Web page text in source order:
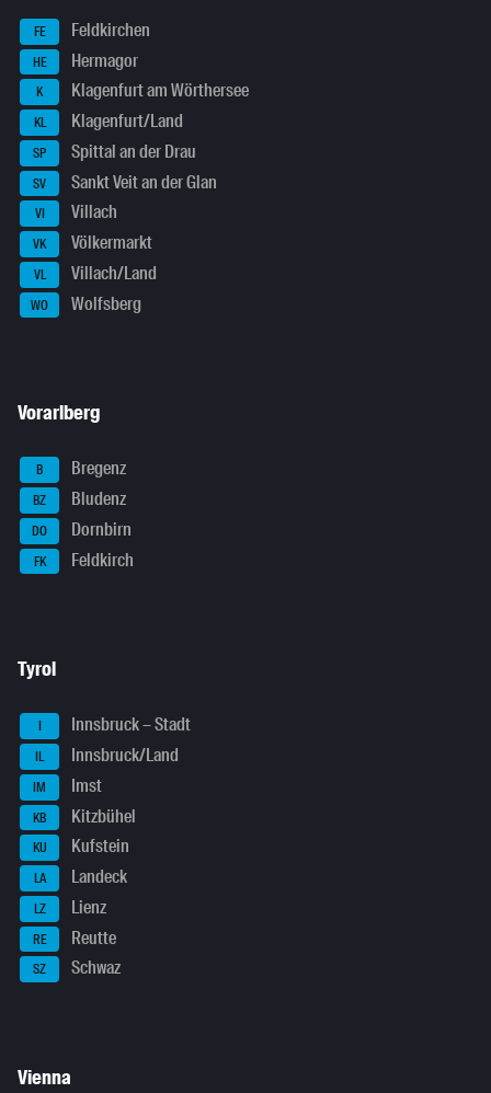
FE Feldkirchen
HE Hermagor
K Klagenfurt am Wörthersee
KL Klagenfurt/Land
SP Spittal an der Drau
SV Sankt Veit an der Glan
VI Villach
VK Völkermarkt
VL Villach/Land
WO Wolfsberg
Vorarlberg
B Bregenz
BZ Bludenz
DO Dornbirn
FK Feldkirch
Tyrol
I Innsbruck – Stadt
IL Innsbruck/Land
IM Imst
KB Kitzbühel
KU Kufstein
LA Landeck
LZ Lienz
RE Reutte
SZ Schwaz
Vienna